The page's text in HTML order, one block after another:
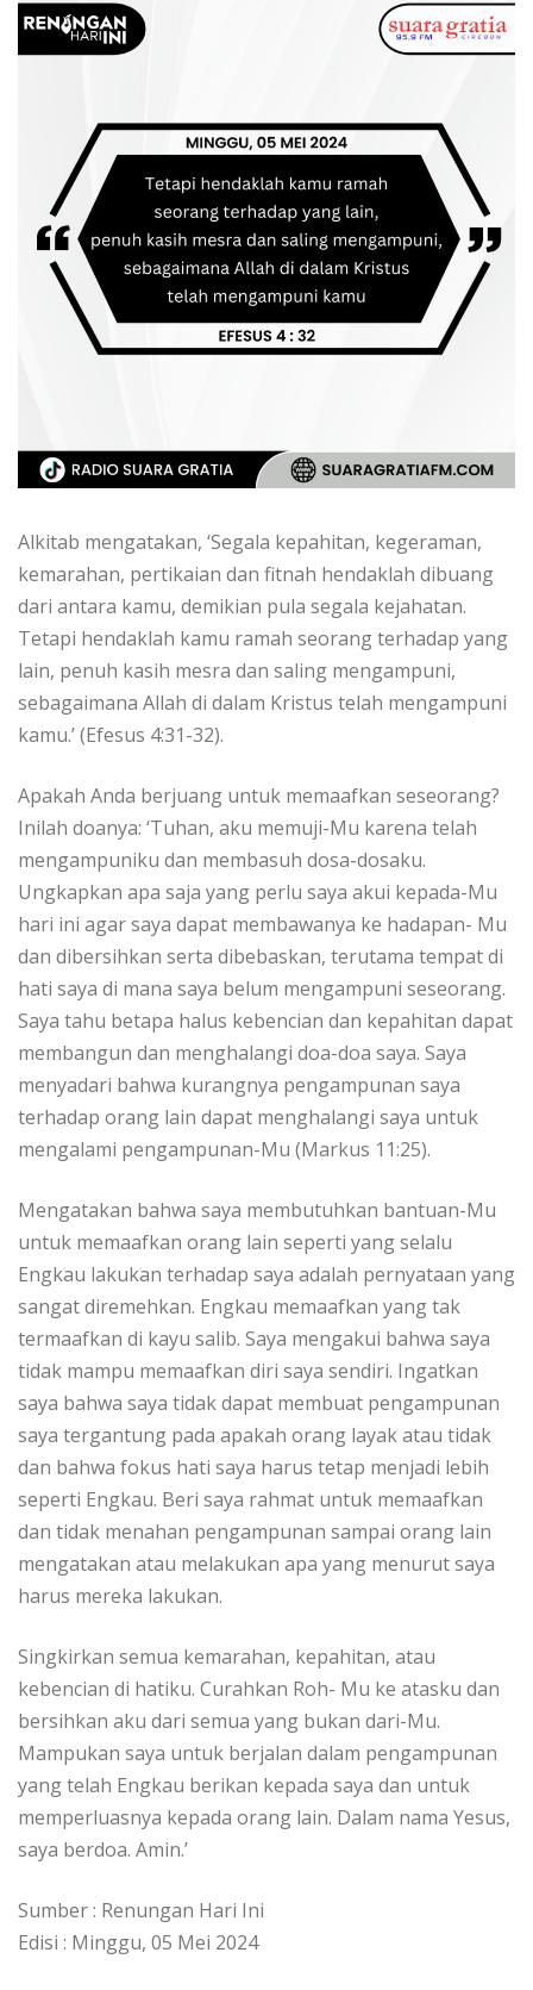
Alkitab mengatakan, ‘Segala kepahitan, kegeraman,
kemarahan, pertikaian dan fitnah hendaklah dibuang
dari antara kamu, demikian pula segala kejahatan.
Tetapi hendaklah kamu ramah seorang terhadap yang
lain, penuh kasih mesra dan saling mengampuni,
sebagaimana Allah di dalam Kristus telah mengampuni
kamu.’ (Efesus 4:31-32).
Apakah Anda berjuang untuk memaafkan seseorang?
Inilah doanya: ‘Tuhan, aku memuji-Mu karena telah
mengampuniku dan membasuh dosa-dosaku.
Ungkapkan apa saja yang perlu saya akui kepada-Mu
hari ini agar saya dapat membawanya ke hadapan- Mu
dan dibersihkan serta dibebaskan, terutama tempat di
hati saya di mana saya belum mengampuni seseorang.
Saya tahu betapa halus kebencian dan kepahitan dapat
membangun dan menghalangi doa-doa saya. Saya
menyadari bahwa kurangnya pengampunan saya
terhadap orang lain dapat menghalangi saya untuk
mengalami pengampunan-Mu (Markus 11:25).
Mengatakan bahwa saya membutuhkan bantuan-Mu
untuk memaafkan orang lain seperti yang selalu
Engkau lakukan terhadap saya adalah pernyataan yang
sangat diremehkan. Engkau memaafkan yang tak
termaafkan di kayu salib. Saya mengakui bahwa saya
tidak mampu memaafkan diri saya sendiri. Ingatkan
saya bahwa saya tidak dapat membuat pengampunan
saya tergantung pada apakah orang layak atau tidak
dan bahwa fokus hati saya harus tetap menjadi lebih
seperti Engkau. Beri saya rahmat untuk memaafkan
dan tidak menahan pengampunan sampai orang lain
mengatakan atau melakukan apa yang menurut saya
harus mereka lakukan.
Singkirkan semua kemarahan, kepahitan, atau
kebencian di hatiku. Curahkan Roh- Mu ke atasku dan
bersihkan aku dari semua yang bukan dari-Mu.
Mampukan saya untuk berjalan dalam pengampunan
yang telah Engkau berikan kepada saya dan untuk
memperluasnya kepada orang lain. Dalam nama Yesus,
saya berdoa. Amin.’
Sumber : Renungan Hari Ini
Edisi : Minggu, 05 Mei 2024